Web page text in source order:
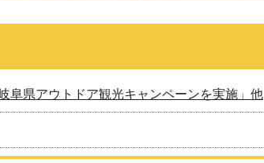
阜県アウトドア観光キャンペーンを実施」他